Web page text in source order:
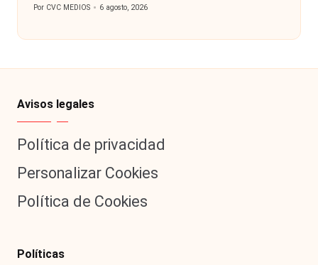
Publicado
Por CVC MEDIOS 6 agosto, 2026
Avisos legales
Política de privacidad
Personalizar Cookies
Política de Cookies
Políticas